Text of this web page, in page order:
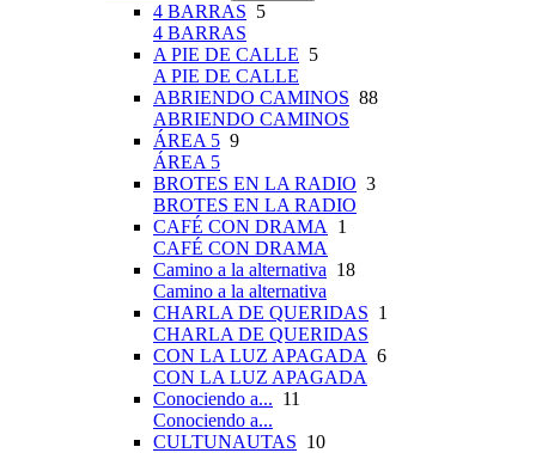
4 BARRAS 5
4 BARRAS
A PIE DE CALLE 5
A PIE DE CALLE
ABRIENDO CAMINOS 88
ABRIENDO CAMINOS
ÁREA 5 9
ÁREA 5
BROTES EN LA RADIO 3
BROTES EN LA RADIO
CAFÉ CON DRAMA
1
CAFÉ CON DRAMA
Camino a la alternativa 18
Camino a la alternativa
CHARLA DE QUERIDAS 1
CHARLA DE QUERIDAS
CON LA LUZ APAGADA 6
CON LA LUZ APAGADA
Conociendo a... 11
Conociendo a...
CULTUNAUTAS 10